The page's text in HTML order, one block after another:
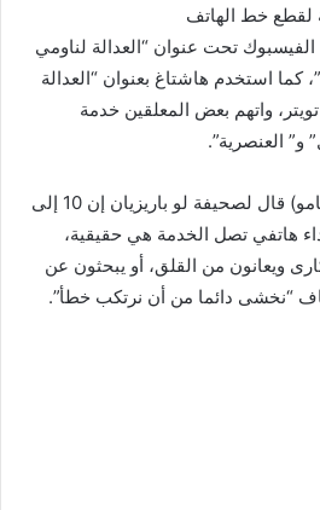
لقطع خط الهاتف
تحت عنوان “العدالة لناومي
كما استخدم هاشتاغ بعنوان “العدالة
واتهم بعض المعلقين خدمة
و” العنصرية”.
بيد أن موظفا سابقا في (سامو) قال لصحيفة لو باريزيان إن 10 إلى
فقط من بين 100 نداء هاتفي تصل الخدمة هي حقيقية،
ويعانون من القلق، أو يبحثون عن
“نخشى دائما من أن نرتكب خطأ”.